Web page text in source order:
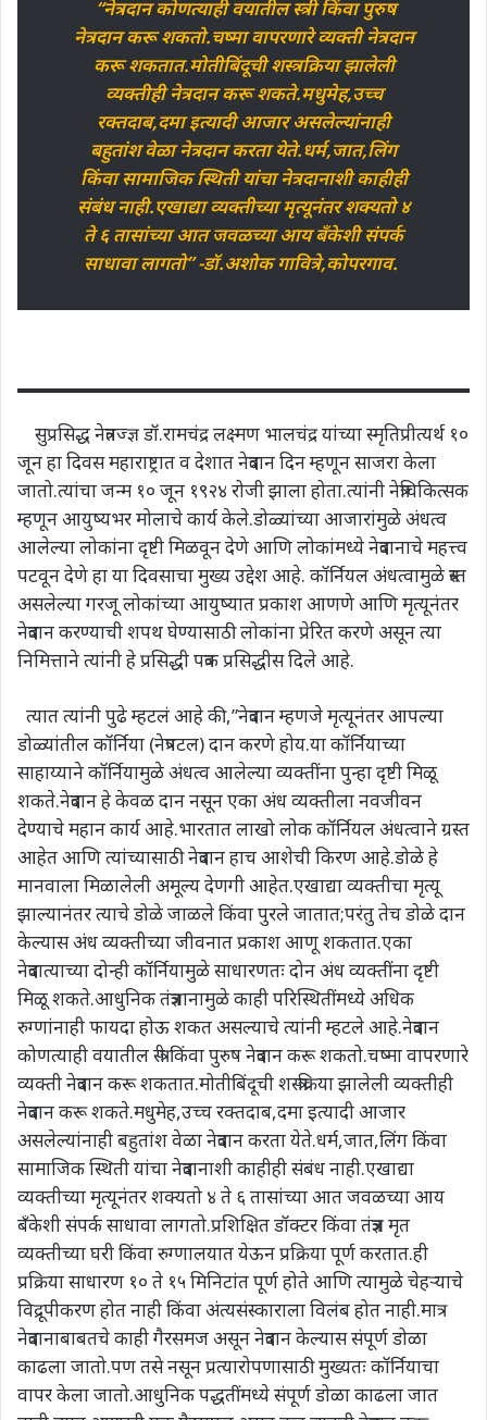
“नेत्रदान कोणत्याही वयातील स्त्री किंवा पुरुष
नेत्रदान करू शकतो.चष्मा वापरणारे व्यक्ती नेत्रदान
करू शकतात.मोतीबिंदूची शस्त्रक्रिया झालेली
व्यक्तीही नेत्रदान करू शकते.मधुमेह,उच्च
रक्तदाब,दमा इत्यादी आजार असलेल्यांनाही
बहुतांश वेळा नेत्रदान करता येते.धर्म,जात,लिंग
किंवा सामाजिक स्थिती यांचा नेत्रदानाशी काहीही
संबंध नाही.एखाद्या व्यक्तीच्या मृत्यूनंतर शक्यतो ४
ते ६ तासांच्या आत जवळच्या आय बँकेशी संपर्क
साधावा लागतो” -डॉ.अशोक गावित्रे,कोपरगाव.
सुप्रसिद्ध नेत्रतज्ज्ञ डॉ.रामचंद्र लक्ष्मण भालचंद्र यांच्या स्मृतिप्रीत्यर्थ १०
जून हा दिवस महाराष्ट्रात व देशात नेत्रदान दिन म्हणून साजरा केला
जातो.त्यांचा जन्म १० जून १९२४ रोजी झाला होता.त्यांनी नेत्रचिकित्सक
म्हणून आयुष्यभर मोलाचे कार्य केले.डोळ्यांच्या आजारांमुळे अंधत्व
आलेल्या लोकांना दृष्टी मिळवून देणे आणि लोकांमध्ये नेत्रदानाचे महत्त्व
पटवून देणे हा या दिवसाचा मुख्य उद्देश आहे. कॉर्नियल अंधत्वामुळे त्रस्त
असलेल्या गरजू लोकांच्या आयुष्यात प्रकाश आणणे आणि मृत्यूनंतर
नेत्रदान करण्याची शपथ घेण्यासाठी लोकांना प्रेरित करणे असून त्या
निमित्ताने त्यांनी हे प्रसिद्धी पत्रक प्रसिद्धीस दिले आहे.
त्यात त्यांनी पुढे म्हटलं आहे की,”नेत्रदान म्हणजे मृत्यूनंतर आपल्या
डोळ्यांतील कॉर्निया (नेत्रपटल) दान करणे होय.या कॉर्नियाच्या
साहाय्याने कॉर्नियामुळे अंधत्व आलेल्या व्यक्तींना पुन्हा दृष्टी मिळू
शकते.नेत्रदान हे केवळ दान नसून एका अंध व्यक्तीला नवजीवन
देण्याचे महान कार्य आहे.भारतात लाखो लोक कॉर्नियल अंधत्वाने ग्रस्त
आहेत आणि त्यांच्यासाठी नेत्रदान हाच आशेची किरण आहे.डोळे हे
मानवाला मिळालेली अमूल्य देणगी आहेत.एखाद्या व्यक्तीचा मृत्यू
झाल्यानंतर त्याचे डोळे जाळले किंवा पुरले जातात;परंतु तेच डोळे दान
केल्यास अंध व्यक्तीच्या जीवनात प्रकाश आणू शकतात.एका
नेत्रदात्याच्या दोन्ही कॉर्नियामुळे साधारणतः दोन अंध व्यक्तींना दृष्टी
मिळू शकते.आधुनिक तंत्रज्ञानामुळे काही परिस्थितींमध्ये अधिक
रुग्णांनाही फायदा होऊ शकत असल्याचे त्यांनी म्हटले आहे.नेत्रदान
कोणत्याही वयातील स्त्री किंवा पुरुष नेत्रदान करू शकतो.चष्मा वापरणारे
व्यक्ती नेत्रदान करू शकतात.मोतीबिंदूची शस्त्रक्रिया झालेली व्यक्तीही
नेत्रदान करू शकते.मधुमेह,उच्च रक्तदाब,दमा इत्यादी आजार
असलेल्यांनाही बहुतांश वेळा नेत्रदान करता येते.धर्म,जात,लिंग किंवा
सामाजिक स्थिती यांचा नेत्रदानाशी काहीही संबंध नाही.एखाद्या
व्यक्तीच्या मृत्यूनंतर शक्यतो ४ ते ६ तासांच्या आत जवळच्या आय
बँकेशी संपर्क साधावा लागतो.प्रशिक्षित डॉक्टर किंवा तंत्रज्ञ मृत
व्यक्तीच्या घरी किंवा रुग्णालयात येऊन प्रक्रिया पूर्ण करतात.ही
प्रक्रिया साधारण १० ते १५ मिनिटांत पूर्ण होते आणि त्यामुळे चेहऱ्याचे
विद्रूपीकरण होत नाही किंवा अंत्यसंस्काराला विलंब होत नाही.मात्र
नेत्रदानाबाबतचे काही गैरसमज असून नेत्रदान केल्यास संपूर्ण डोळा
काढला जातो.पण तसे नसून प्रत्यारोपणासाठी मुख्यतः कॉर्नियाचा
वापर केला जातो.आधुनिक पद्धतींमध्ये संपूर्ण डोळा काढला जात